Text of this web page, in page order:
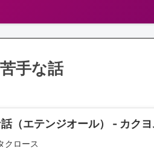
手な話
（エテンジオール） - カクヨ
クロース